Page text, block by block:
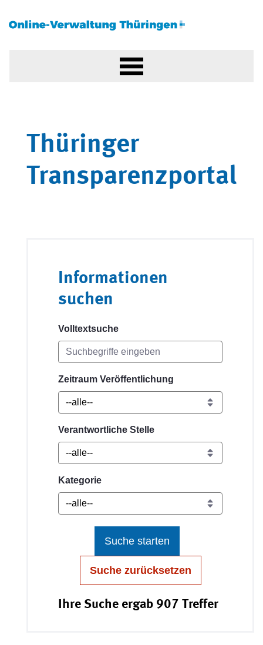
Thüringer
Transparenzportal
Informationen
suchen
Volltextsuche
Zeitraum Veröffentlichung
Verantwortliche Stelle
Kategorie
Suche starten
Suche zurücksetzen
Ihre Suche ergab 907 Treffer